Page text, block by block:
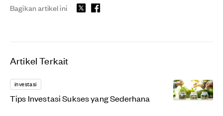
Bagikan artikel ini
Artikel Terkait
investasi
Tips Investasi Sukses yang Sederhana